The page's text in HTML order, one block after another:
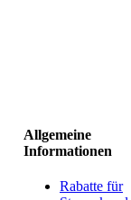
Allgemeine
Informationen
Rabatte für